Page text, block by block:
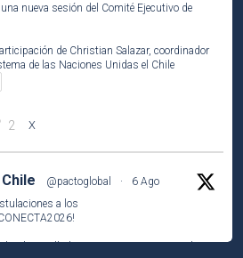
nueva sesión del Comité Ejecutivo de
de Christian Salazar, coordinador
de las Naciones Unidas el Chile
2 X
@pactoglobal ·
6 Ago
a los
!